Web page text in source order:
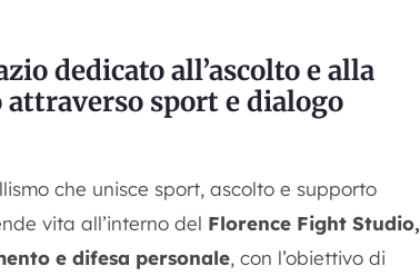
dedicato all’ascolto e alla
sport e dialogo
che unisce sport, ascolto e supporto
vita all’interno del Florence Fight Studio,
e difesa personale, con l’obiettivo di